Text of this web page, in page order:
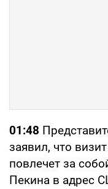
01:48
заявил, что
повлечет за
Пекина в адрес